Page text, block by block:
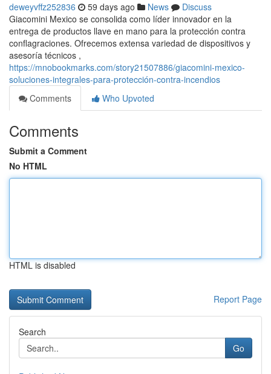
deweyvffz252836 59 days ago News
Discuss
Giacomini Mexico se consolida como líder innovador en la
entrega de productos llave en mano para la protección contra
conflagraciones. Ofrecemos extensa variedad de dispositivos y
asesoría técnicos ,
https://mnobookmarks.com/story21507886/giacomini-mexico-
soluciones-integrales-para-protección-contra-incendios
Comments
Who Upvoted
Comments
Submit a Comment
No HTML
HTML is disabled
Report Page
Search
Go